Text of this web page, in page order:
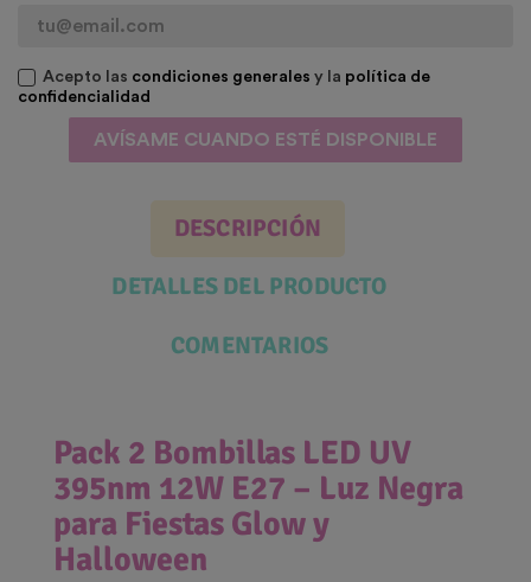
Acepto las condiciones generales y la política de
confidencialidad
AVÍSAME CUANDO ESTÉ DISPONIBLE
DESCRIPCIÓN
DETALLES DEL PRODUCTO
COMENTARIOS
Pack 2 Bombillas LED UV
395nm 12W E27 – Luz Negra
para Fiestas Glow y
Halloween